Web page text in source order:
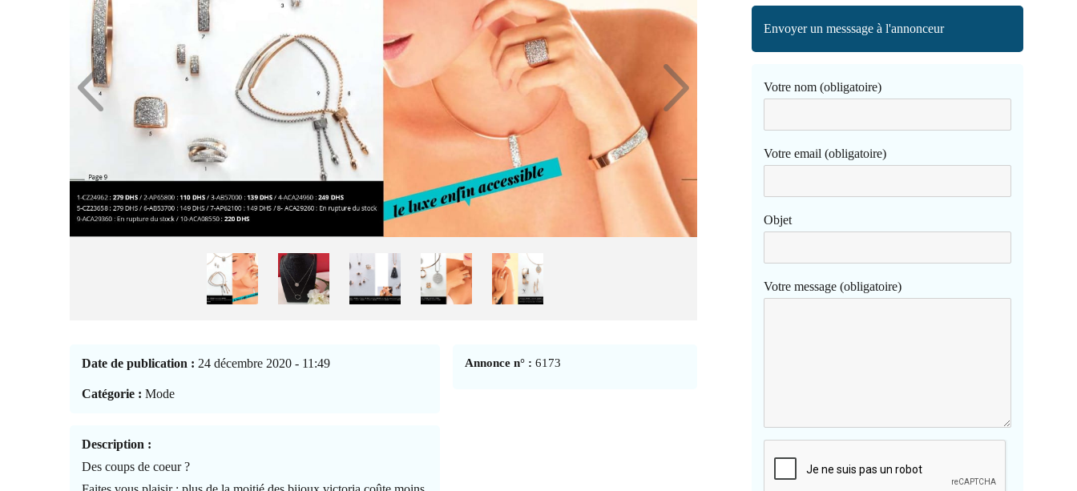
Date de publication : 24 décembre 2020 - 11:49
Catégorie : Mode
Description :
Des coups de coeur ?
Annonce n° : 6173
Envoyer un messsage à l'annonceur
Votre nom (obligatoire)
Votre email (obligatoire)
Objet
Votre message (obligatoire)